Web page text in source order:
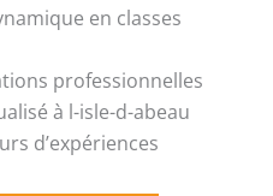
en classes
professionnelles
à l-isle-d-abeau
d’expériences